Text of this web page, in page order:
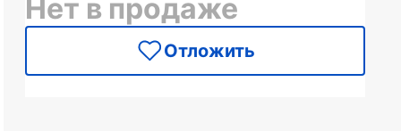
Нет в продаже
Отложить